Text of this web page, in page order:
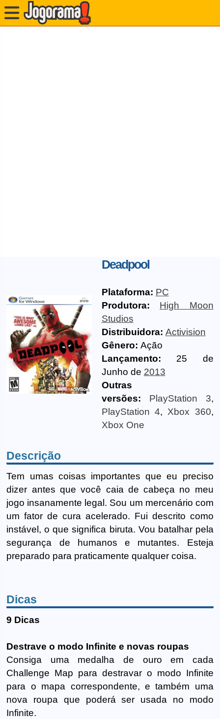
Deadpool
Plataforma: PC
Produtora:
High Moon
Studios
Distribuidora: Activision
Gênero: Ação
Lançamento: 25 de
Junho de 2013
Outras
versões:
PlayStation 3,
PlayStation 4, Xbox 360,
Xbox One
Descrição
Tem umas coisas importantes que eu preciso
dizer antes que você caia de cabeça no meu
jogo insanamente legal. Sou um mercenário com
um fator de cura acelerado. Fui descrito como
instável, o que significa biruta. Vou batalhar pela
segurança de humanos e mutantes. Esteja
preparado para praticamente qualquer coisa.
Dicas
9 Dicas
Destrave o modo Infinite e novas roupas
Consiga uma medalha de ouro em cada
Challenge Map para destravar o modo Infinite
para o mapa correspondente, e também uma
nova roupa que poderá ser usada no modo
Infinite.